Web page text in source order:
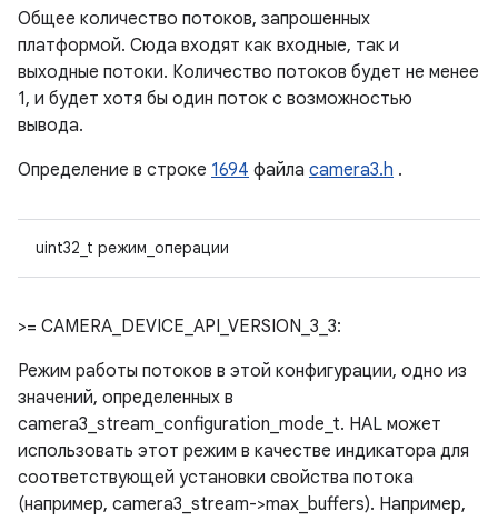
Общее количество потоков, запрошенных
платформой. Сюда входят как входные, так и
выходные потоки. Количество потоков будет не менее
1, и будет хотя бы один поток с возможностью
вывода.
Определение в строке 1694 файла camera3.h .
uint32_t режим_операции
>= CAMERA_DEVICE_API_VERSION_3_3:
Режим работы потоков в этой конфигурации, одно из
значений, определенных в
camera3_stream_configuration_mode_t. HAL может
использовать этот режим в качестве индикатора для
соответствующей установки свойства потока
(например, camera3_stream->max_buffers). Например,